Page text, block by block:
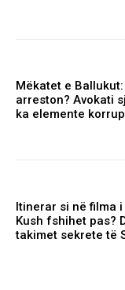
Mëkatet e Ballukut:
arreston? Avokati
ka elemente
Itinerar si në filma
Kush fshihet pas?
takimet sekrete të